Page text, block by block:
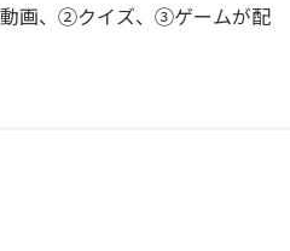
画、②クイズ、③ゲームが配